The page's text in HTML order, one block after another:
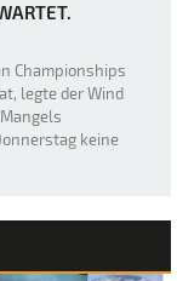
Championships
legte der Wind
keine